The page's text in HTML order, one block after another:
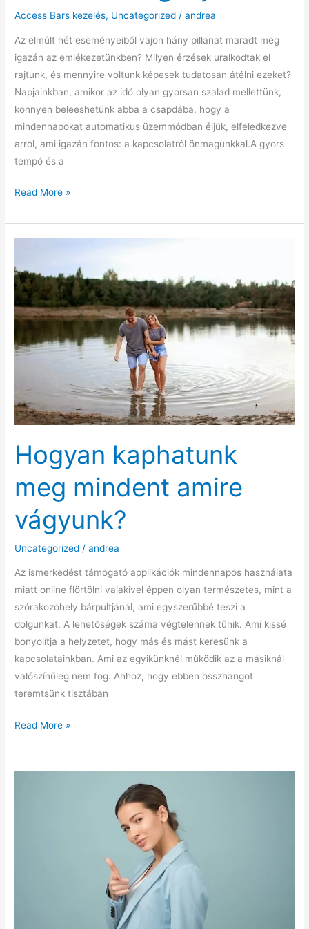
Access Bars kezelés, Uncategorized /andrea
Az elmúlt hét eseményeiből vajon hány pillanat maradt meg
igazán az emlékezetünkben? Milyen érzések uralkodtak el
rajtunk, és mennyire voltunk képesek tudatosan átélni ezeket?
Napjainkban, amikor az idő olyan gyorsan szalad mellettünk,
könnyen beleeshetünk abba a csapdába, hogy a
mindennapokat automatikus üzemmódban éljük, elfeledkezve
arról, ami igazán fontos: a kapcsolatról önmagunkkal.A gyors
tempó és a
A
útja
Read More »
Hogyan kaphatunk
meg mindent amire
vágyunk?
Uncategorized /andrea
Az ismerkedést támogató applikációk mindennapos használata
miatt online flörtölni valakivel éppen olyan természetes, mint a
szórakozóhely bárpultjánál, ami egyszerűbbé teszi a
dolgunkat. A lehetőségek száma végtelennek tűnik. Ami kissé
bonyolítja a helyzetet, hogy más és mást keresünk a
kapcsolatainkban. Ami az egyikünknél működik az a másiknál
valószínűleg nem fog. Ahhoz, hogy ebben összhangot
teremtsünk tisztában
Hogyan
meg
Read More »